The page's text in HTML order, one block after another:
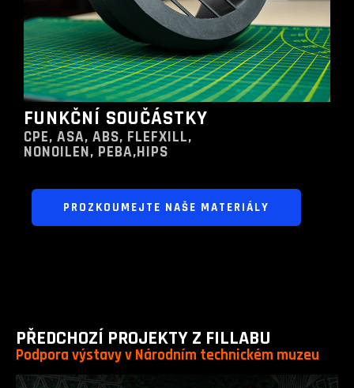
FUNKČNÍ SOUČÁSTKY
CPE, ASA, ABS, FLEFXILL,
NONOILEN, PEBA,HIPS
PROZKOUMEJTE NAŠE MATERIÁLY
PŘEDCHOZÍ PROJEKTY Z FILLABU
Podpora výstavy v Národním technickém muzeu